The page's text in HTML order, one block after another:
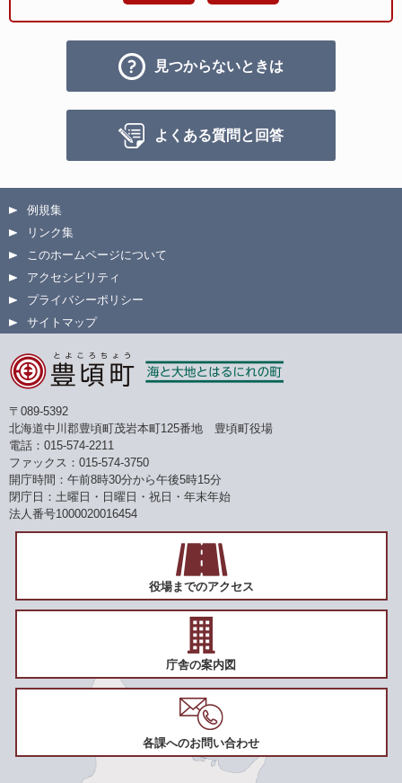
見つからないときは
よくある質問と回答
例規集
リンク集
このホームページについて
アクセシビリティ
プライバシーポリシー
サイトマップ
〒089-5392
北海道中川郡豊頃町茂岩本町125番地 豊頃町役場
電話：015-574-2211
ファックス：015-574-3750
開庁時間：午前8時30分から午後5時15分
閉庁日：土曜日・日曜日・祝日・年末年始
法人番号1000020016454
役場までのアクセス
庁舎の案内図
各課へのお問い合わせ